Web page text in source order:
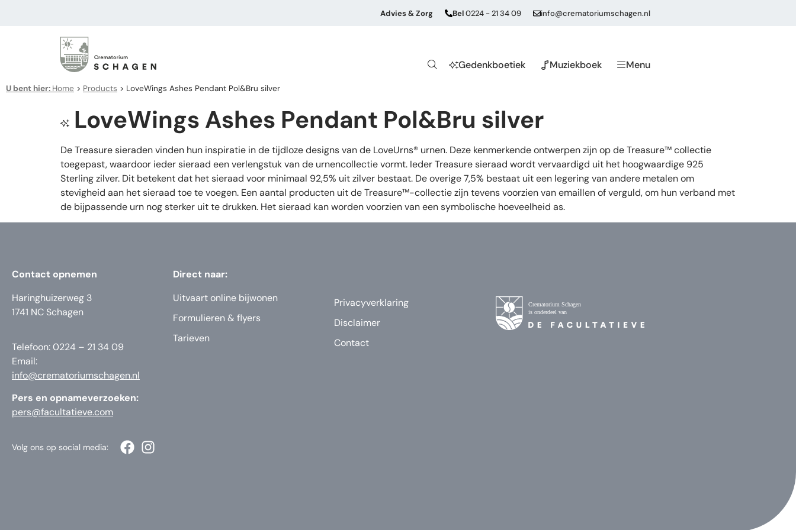
Advies & Zorg Bel0224 - 21 34 09 info@crematoriumschagen.nl
Gedenkboetiek Muziekboek Menu
U bent hier: Home > Products > LoveWings Ashes Pendant Pol&Bru silver
LoveWings Ashes Pendant Pol&Bru silver
De Treasure sieraden vinden hun inspiratie in de tijdloze designs van de LoveUrns® urnen. Deze kenmerkende ontwerpen zijn op de Treasure™ collectie
toegepast, waardoor ieder sieraad een verlengstuk van de urnencollectie vormt. Ieder Treasure sieraad wordt vervaardigd uit het hoogwaardige 925
Sterling zilver. Dit betekent dat het sieraad voor minimaal 92,5% uit zilver bestaat. De overige 7,5% bestaat uit een legering van andere metalen om
stevigheid aan het sieraad toe te voegen. Een aantal producten uit de Treasure™-collectie zijn tevens voorzien van emaillen of verguld, om hun verband met
de bijpassende urn nog sterker uit te drukken. Het sieraad kan worden voorzien van een symbolische hoeveelheid as.
Contact opnemen
Haringhuizerweg 3
1741 NC Schagen
Telefoon: 0224 – 21 34 09
Email:
info@crematoriumschagen.nl
Pers en opnameverzoeken:
pers@facultatieve.com
Direct naar:
Uitvaart online bijwonen
Formulieren & flyers
Tarieven
Privacyverklaring
Disclaimer
Contact
Volg ons op social media: